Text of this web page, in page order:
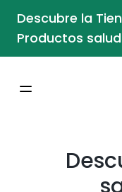
Descubre la
Productos